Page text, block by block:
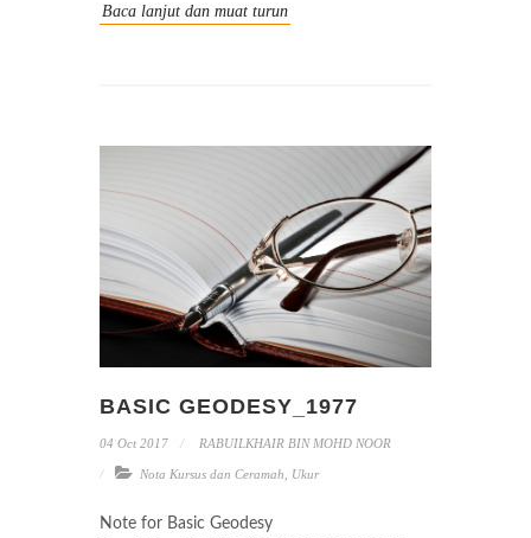
Baca lanjut dan muat turun
BASIC GEODESY_1977
04 Oct 2017 RABUILKHAIR BIN MOHD NOOR
Nota Kursus dan Ceramah Ukur
Note for Basic Geodesy